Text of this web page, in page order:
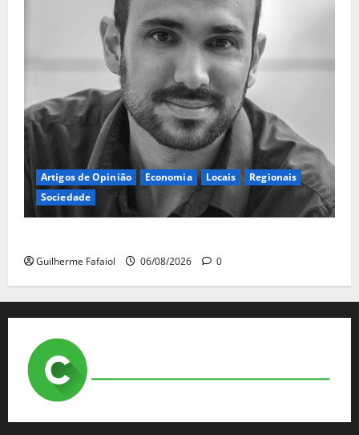
Artigos de Opinião Economia Locais
Regionais
Sociedade
Guilherme Fafaiol 06/08/2026 0